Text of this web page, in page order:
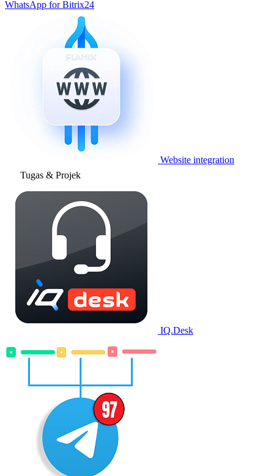
WhatsApp for Bitrix24
Website integration
Tugas & Projek
IQ.Desk